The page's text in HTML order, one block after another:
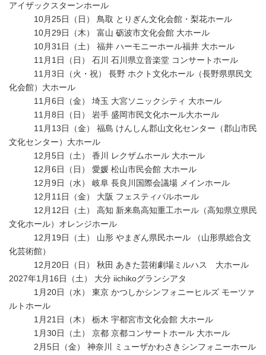
アイザックスターンホール
10月25日（日） 鳥取 とりぎん文化会館・梨花ホール
10月29日（木） 富山 砺波市文化会館 大ホール
10月31日（土） 福井 ハーモニーホール福井 大ホール
11月1日（日） 石川 石川県立音楽堂 コンサートホール
11月3日（火・祝） 長野 ホクト文化ホール（長野県県民文
化会館）大ホール
11月6日（金） 埼玉 大宮ソニックシティ 大ホール
11月8日（日） 岩手 盛岡市民文化ホール大ホール
11月13日（金） 福島 けんしん郡山文化センター（郡山市民
文化センター）大ホール
12月5日（土） 香川 レクザムホール 大ホール
12月6日（日） 愛媛 松山市民会館 大ホール
12月9日（水） 岐阜 長良川国際会議場 メインホール
12月11日（金） 大阪 フェスティバルホール
12月12日（土） 高知 新来島高知重工ホール（高知県立県民
文化ホール）オレンジホール
12月19日（土） 山形 やまぎん県民ホール （山形県総合文
化芸術館）
12月20日（日） 秋田 あきた芸術劇場ミルハス 大ホール
2027年1月16日（土） 大分 iichikoグランシアタ
1月20日（水） 東京 かつしかシンフォニーヒルズ モーツァ
ルトホール
1月21日（木） 栃木 宇都宮市文化会館 大ホール
1月30日（土） 京都 京都コンサートホール 大ホール
2月5日（金） 神奈川 ミューザかわさきシンフォニーホール